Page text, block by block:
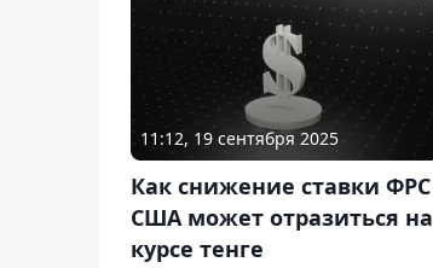
11:12, 19 сентября 2025
Как снижение ставки ФРС
США может отразиться на
курсе тенге